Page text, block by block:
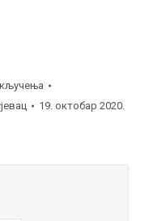
19. октобар 2020.